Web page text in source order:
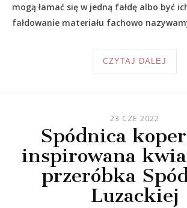
mogą łamać się w jedną fałdę albo być
fałdowanie materiału fachowo
CZYTAJ DALEJ
23 CZE 2022
Spódnica
inspirowana
przeróbka
Luzackiej